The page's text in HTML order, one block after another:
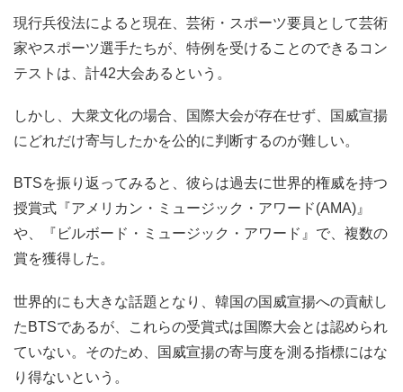
現行兵役法によると現在、芸術・スポーツ要員として芸術
家やスポーツ選手たちが、特例を受けることのできるコン
テストは、計42大会あるという。
しかし、大衆文化の場合、国際大会が存在せず、国威宣揚
にどれだけ寄与したかを公的に判断するのが難しい。
BTSを振り返ってみると、彼らは過去に世界的権威を持つ
授賞式『アメリカン・ミュージック・アワード(AMA)』
や、『ビルボード・ミュージック・アワード』で、複数の
賞を獲得した。
世界的にも大きな話題となり、韓国の国威宣揚への貢献し
たBTSであるが、これらの受賞式は国際大会とは認められ
ていない。そのため、国威宣揚の寄与度を測る指標にはな
り得ないという。